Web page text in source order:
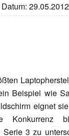
29.05.2012
Beispiel wie
eignet
Konkurrenz
3 zu